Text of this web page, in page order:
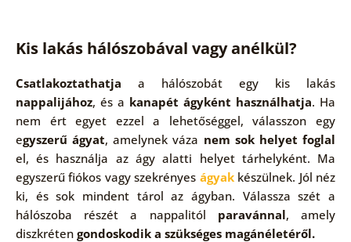
Kis lakás hálószobával vagy anélkül?
Csatlakoztathatja a hálószobát egy kis lakás
nappalijához, és a kanapét ágyként használhatja. Ha
nem ért egyet ezzel a lehetőséggel, válasszon egy
egyszerű ágyat, amelynek váza nem sok helyet foglal
el, és használja az ágy alatti helyet tárhelyként. Ma
egyszerű fiókos vagy szekrényes ágyakkészülnek. Jól néz
ki, és sok mindent tárol az ágyban. Válassza szét a
hálószoba részét a nappalitól paravánnal, amely
diszkréten gondoskodik a szükséges magánéletéről.